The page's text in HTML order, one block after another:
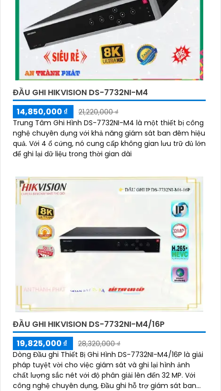
ĐẦU GHI HIKVISION DS-7732NI-M4
14,850,000 ₫
21,220,000 ₫
Trung Tâm Ghi Hình DS-7732NI-M4 là một thiết bị công
nghệ chuyên dụng với khả năng giám sát ban đêm hiệu
quả. Với 4 ổ cứng, nó cung cấp không gian lưu trữ đủ lớn
để ghi lại dữ liệu trong thời gian dài
ĐẦU GHI HIKVISION DS-7732NI-M4/16P
19,825,000 ₫
28,320,000 ₫
Dòng Đầu ghi Thiết Bị Ghi Hình DS-7732NI-M4/16P là giải
pháp tuyệt vời cho việc giám sát và ghi lại hình ảnh
chất lượng sắc nét với độ phân giải lên đến 32 MP. Với
công nghệ chuyên dụng, Đầu ghi hỗ trợ giám sát ban